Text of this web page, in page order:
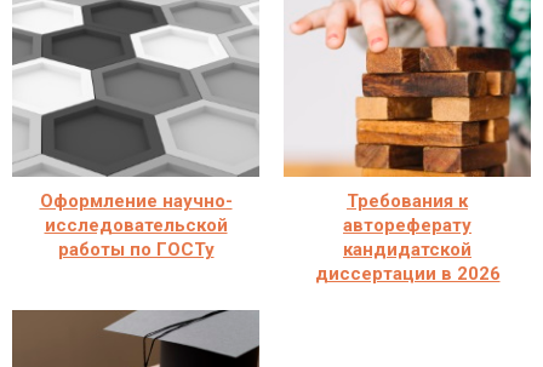
Оформление научно-
исследовательской
работы по ГОСТу
Требования к
автореферату
кандидатской
диссертации в 2026